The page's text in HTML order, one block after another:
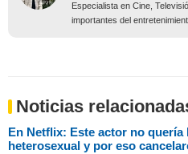
Especialista en Cine,
importantes del
Noticias
En Netflix: Este actor no quería
heterosexual y por eso